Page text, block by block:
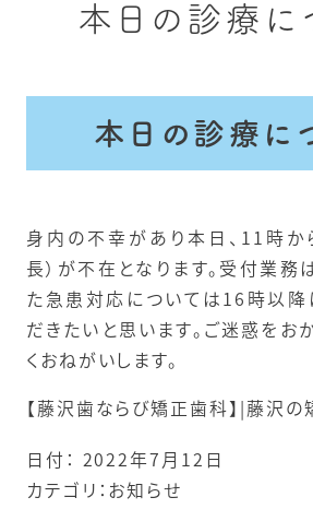
本日の診療に
本日の診療に
身内の不幸があり本日、11時か
長）が不在となります。受付業務
た急患対応については16時以降
だきたいと思います。ご迷惑をお
くおねがいします。
【藤沢歯ならび矯正歯科】|藤沢
日付： 2022年7月12日
カテゴリ： お知らせ